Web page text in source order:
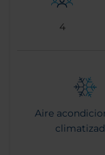
4
Aire